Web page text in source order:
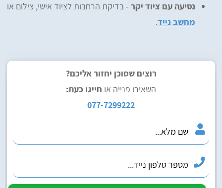
נסיעה עם ציוד יקר - בדיקת הרחבות לציוד אישי, צילום או
מחשב נייד.
רוצים שסוכן יחזור אליכם?
השאירו פנייה או חייגו כעת:
077-7299222